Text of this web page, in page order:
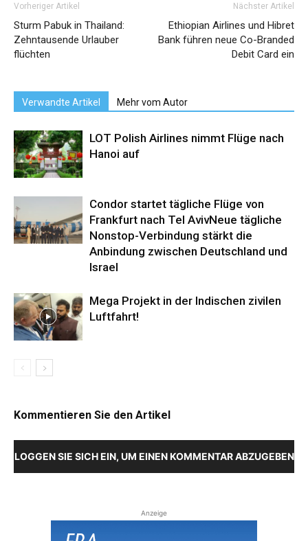
Vorheriger Artikel
Sturm Pabuk in Thailand:
Zehntausende Urlauber
flüchten
Nächster Artikel
Ethiopian Airlines und Hibret
Bank führen neue Co-Branded
Debit Card ein
Verwandte Artikel Mehr vom Autor
LOT Polish Airlines nimmt Flüge nach
Hanoi auf
Condor startet tägliche Flüge von
Frankfurt nach Tel AvivNeue tägliche
Nonstop-Verbindung stärkt die
Anbindung zwischen Deutschland und
Israel
Mega Projekt in der Indischen zivilen
Luftfahrt!
Kommentieren Sie den Artikel
LOGGEN SIE SICH EIN, UM EINEN KOMMENTAR ABZUGEBEN
Anzeige